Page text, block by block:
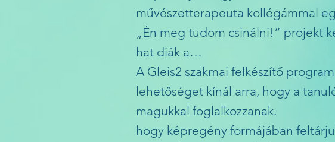
művészetterapeuta kollégámmal
„Én meg tudom csinálni!” projekt
hat diák a…
A Gleis2 szakmai felkészítő program
lehetőséget kínál arra, hogy a
magukkal foglalkozzanak.
hogy képregény formájában